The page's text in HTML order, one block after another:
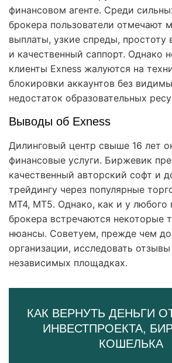
финансовом агенте. Среди
брокера пользователи отмечают
выплаты, узкие спреды, простоту
и качественный саппорт. Однако
клиенты Exness жалуются на
блокировки аккаунтов без
недостаток образовательных
Выводы об Exness
Дилинговый центр свыше 16 лет
финансовые услуги. Биржевик
качественный авторский софт и
трейдингу через популярные
MT4, MT5. Однако, как и у любого
брокера встречаются некоторые
нюансы. Советуем, прежде чем
организации, исследовать
независимых площадках.
КАК ВЕРНУТЬ ДЕНЬГИ
ИНВЕСТПРОЕКТА,
КОШЕЛЬКА